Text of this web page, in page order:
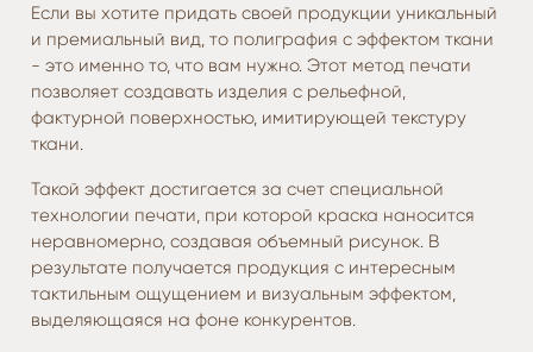
Если вы хотите придать своей продукции уникальный
и премиальный вид, то полиграфия с эффектом ткани
- это именно то, что вам нужно. Этот метод печати
позволяет создавать изделия с рельефной,
фактурной поверхностью, имитирующей текстуру
ткани.
Такой эффект достигается за счет специальной
технологии печати, при которой краска наносится
неравномерно, создавая объемный рисунок. В
результате получается продукция с интересным
тактильным ощущением и визуальным эффектом,
выделяющаяся на фоне конкурентов.